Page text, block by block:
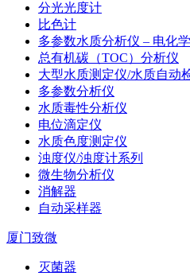
分光光度计
比色计
多参数水质分析仪 – 电化
总有机碳（TOC）分析仪
大型水质测定仪/水质自动
多参数分析仪
水质毒性分析仪
电位滴定仪
水质色度测定仪
浊度仪/浊度计系列
微生物分析仪
消解器
自动采样器
厦门致微
灭菌器